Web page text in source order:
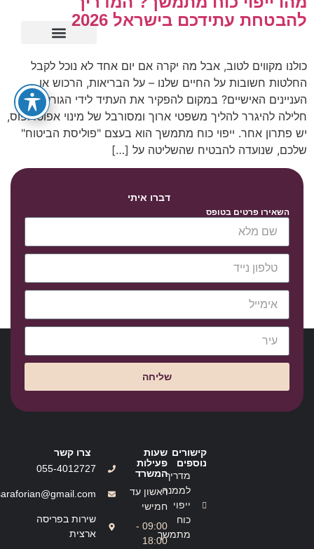
להבטחת עתידכם בישראל 2026
כולנו מקווים לטוב, אבל מה יקרה אם יום אחד לא נוכל לקבל
החלטות חשובות על החיים שלנו – על הבריאות, הרכוש או
העניינים האישיים? במקום להפקיר את העתיד לידי הגורל, או
חלילה להיגרר להליך משפטי ארוך ומסורבל של מינוי אפוטרופוס,
יש פתרון אחר. ייפוי כוח מתמשך הוא בעצם "פוליסת הביטוח"
שלכם, שנועדה להבטיח שהשליטה על […]
דברו איתי
השאירו פרטים בטופס
שליחה
קישורים
נוספים
מדריך
לממנה
ייפוי
כוח
מתמשך
שעות
פעילות
המשרד
ראשון עד
חמישי
09:00 -
18:00
צרו קשר
055-4012727
שירות בפריסה
ארצית